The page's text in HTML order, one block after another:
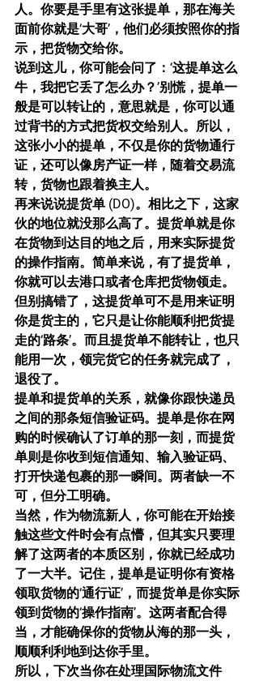
人。你要是手里有这张提单，那在海关
面前你就是‘大哥’，他们必须按照你的指
示，把货物交给你。
说到这儿，你可能会问了：‘这提单这么
牛，我把它丢了怎么办？’别慌，提单一
般是可以转让的，意思就是，你可以通
过背书的方式把货权交给别人。所以，
这张小小的提单，不仅是你的货物通行
证，还可以像房产证一样，随着交易流
转，货物也跟着换主人。
再来说说提货单 (DO)。相比之下，这家
伙的地位就没那么高了。提货单就是你
在货物到达目的地之后，用来实际提货
的操作指南。简单来说，有了提货单，
你就可以去港口或者仓库把货物领走。
但别搞错了，这提货单可不是用来证明
你是货主的，它只是让你能顺利把货提
走的‘路条’。而且提货单不能转让，也只
能用一次，领完货它的任务就完成了，
退役了。
提单和提货单的关系，就像你跟快递员
之间的那条短信验证码。提单是你在网
购的时候确认了订单的那一刻，而提货
单则是你收到短信通知、输入验证码、
打开快递包裹的那一瞬间。两者缺一不
可，但分工明确。
当然，作为物流新人，你可能在开始接
触这些文件时会有点懵，但其实只要理
解了这两者的本质区别，你就已经成功
了一大半。记住，提单是证明你有资格
领取货物的‘通行证’，而提货单是你实际
领到货物的‘操作指南’。这两者配合得
当，才能确保你的货物从海的那一头，
顺顺利利地到达你手里。
所以，下次当你在处理国际物流文件